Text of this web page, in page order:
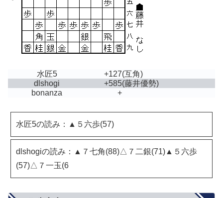
水匠5 +127(互角)
dlshogi
+585(藤井優勢)
bonanza
+
水匠5の読み：▲５六歩(57)
dlshogiの読み：▲７七角(88)△７二銀(71)▲５六歩
(57)△７一玉(6